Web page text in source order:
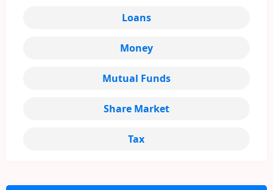
Loans
Money
Mutual Funds
Share Market
Tax